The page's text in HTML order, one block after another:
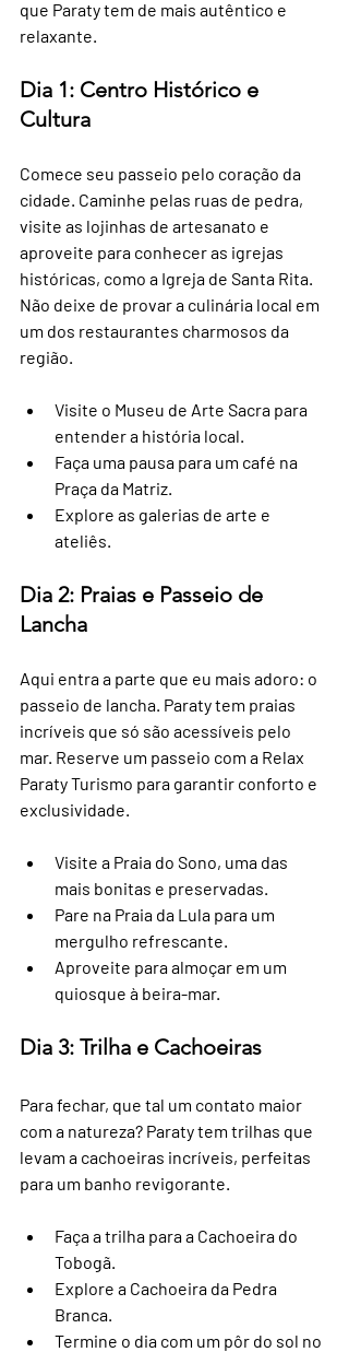
que Paraty tem de mais autêntico e
relaxante.
Dia 1: Centro Histórico e
Cultura
Comece seu passeio pelo coração da
cidade. Caminhe pelas ruas de pedra,
visite as lojinhas de artesanato e
aproveite para conhecer as igrejas
históricas, como a Igreja de Santa Rita.
Não deixe de provar a culinária local em
um dos restaurantes charmosos da
região.
Visite o Museu de Arte Sacra para
entender a história local.
Faça uma pausa para um café na
Praça da Matriz.
Explore as galerias de arte e
ateliês.
Dia 2: Praias e Passeio de
Lancha
Aqui entra a parte que eu mais adoro: o
passeio de lancha. Paraty tem praias
incríveis que só são acessíveis pelo
mar. Reserve um passeio com a Relax
Paraty Turismo para garantir conforto e
exclusividade.
Visite a Praia do Sono, uma das
mais bonitas e preservadas.
Pare na Praia da Lula para um
mergulho refrescante.
Aproveite para almoçar em um
quiosque à beira-mar.
Dia 3: Trilha e Cachoeiras
Para fechar, que tal um contato maior
com a natureza? Paraty tem trilhas que
levam a cachoeiras incríveis, perfeitas
para um banho revigorante.
Faça a trilha para a Cachoeira do
Tobogã.
Explore a Cachoeira da Pedra
Branca.
Termine o dia com um pôr do sol no